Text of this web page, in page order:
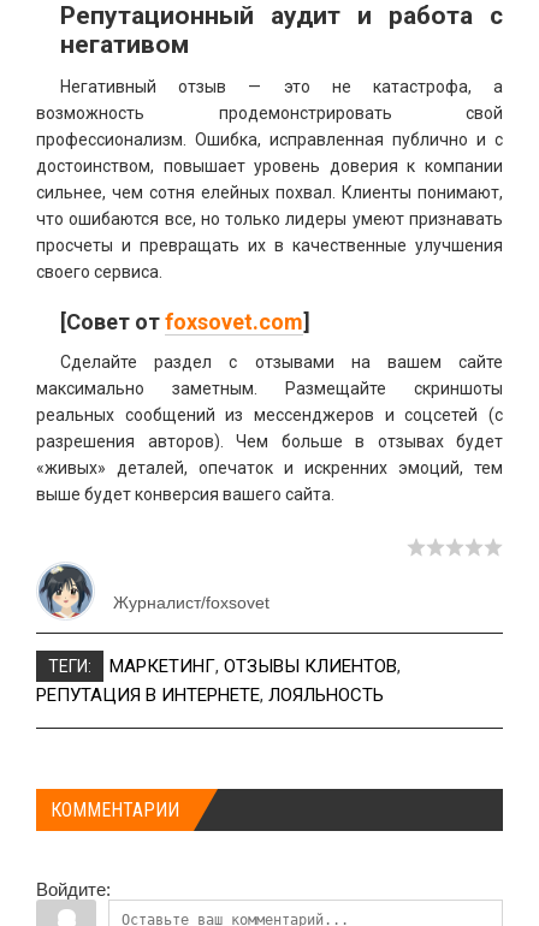
Репутационный аудит и работа с
негативом
Негативный отзыв — это не катастрофа, а
возможность продемонстрировать свой
профессионализм. Ошибка, исправленная публично и с
достоинством, повышает уровень доверия к компании
сильнее, чем сотня елейных похвал. Клиенты понимают,
что ошибаются все, но только лидеры умеют признавать
просчеты и превращать их в качественные улучшения
своего сервиса.
[Совет отfoxsovet.com]
Сделайте раздел с отзывами на вашем сайте
максимально заметным. Размещайте скриншоты
реальных сообщений из мессенджеров и соцсетей (с
разрешения авторов). Чем больше в отзывах будет
«живых» деталей, опечаток и искренних эмоций, тем
выше будет конверсия вашего сайта.
Журналист/foxsovet
ТЕГИ: МАРКЕТИНГ, ОТЗЫВЫ КЛИЕНТОВ,
РЕПУТАЦИЯ В ИНТЕРНЕТЕ, ЛОЯЛЬНОСТЬ
КОММЕНТАРИИ
Войдите: